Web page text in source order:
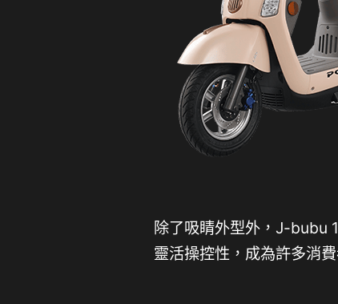
除了吸睛外型外，J-bubu
靈活操控性，成為許多消